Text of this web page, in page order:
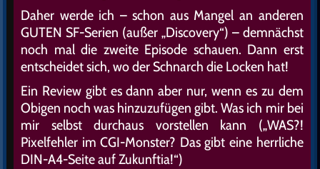
Daher werde ich – schon aus Mangel an anderen
GUTEN SF-Serien (außer „Discovery“) – demnächst
noch mal die zweite Episode schauen. Dann erst
entscheidet sich, wo der Schnarch die Locken hat!
Ein Review gibt es dann aber nur, wenn es zu dem
Obigen noch was hinzuzufügen gibt. Was ich mir bei
mir selbst durchaus vorstellen kann („WAS?!
Pixelfehler im CGI-Monster? Das gibt eine herrliche
DIN-A4-Seite auf Zukunftia!“)